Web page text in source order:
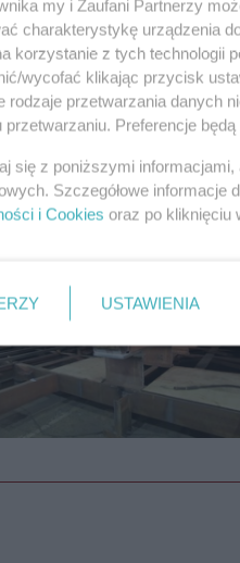
REKLAMA
my i Zaufani Partnerzy
charakterystykę urządzenia
korzystanie z tych technologii
wycofać klikając przycisk
rodzaje przetwarzania danych
przetwarzaniu. Preferencje
się z poniższymi
Szczegółowe
i Cookies oraz po kliknięciu
USTAWIENIA